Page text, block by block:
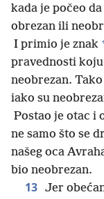
kada je počeo
obrezan ili
I primio je znak
pravednosti
neobrezan.
iako su
Postao je otac i
ne samo što se
našeg oca
bio neobrezan.
13 Jer